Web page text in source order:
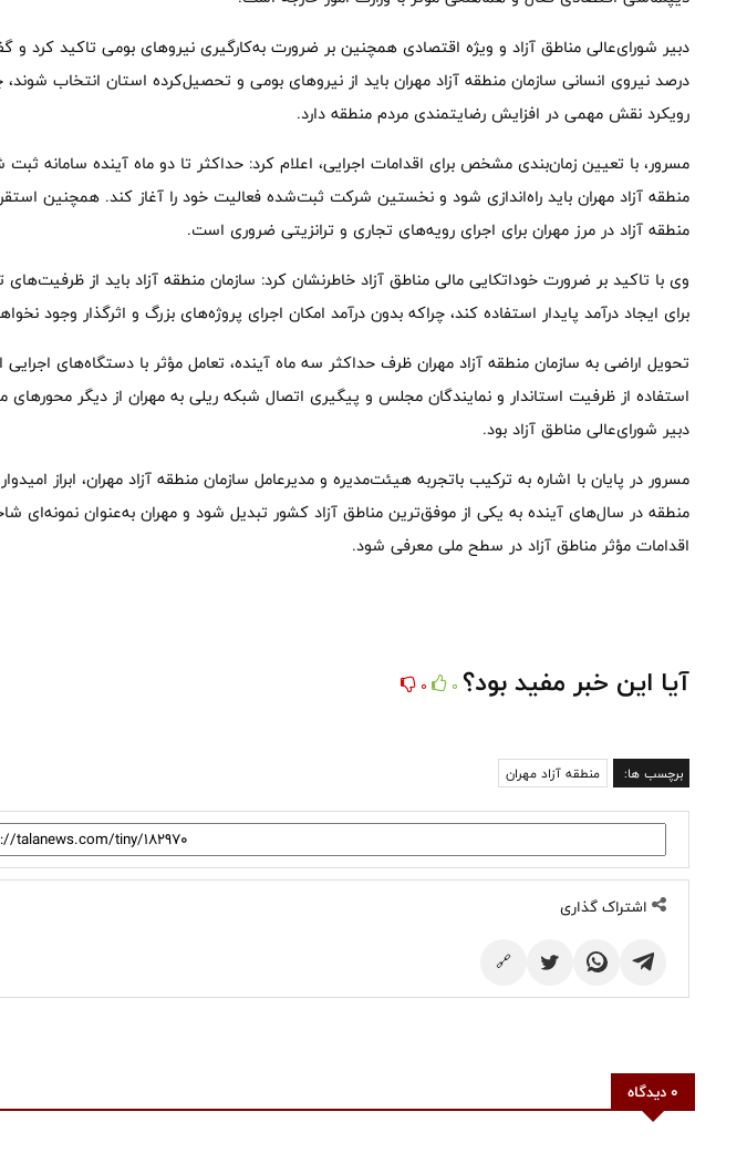
درصد نیروی انسانی سازمان منطقه آزاد مهران باید از نیروهای بومی و تحصیل‌کرده استان انتخاب شوند،
رویکرد نقش مهمی در افزایش رضایتمندی مردم منطقه دارد.
مسرور، با تعیین زمان‌بندی مشخص برای اقدامات اجرایی، اعلام کرد: حداکثر تا دو ماه آینده سامانه
منطقه آزاد مهران باید راه‌اندازی شود و نخستین شرکت ثبت‌شده فعالیت خود را آغاز کند. همچنین
منطقه آزاد در مرز مهران برای اجرای رویه‌های تجاری و ترانزیتی ضروری است.
وی با تاکید بر ضرورت خوداتکایی مالی مناطق آزاد خاطرنشان کرد: سازمان منطقه آزاد باید از
برای ایجاد درآمد پایدار استفاده کند، چراکه بدون درآمد امکان اجرای پروژه‌های بزرگ و اثرگذار وجود
تحویل اراضی به سازمان منطقه آزاد مهران ظرف حداکثر سه ماه آینده، تعامل مؤثر با دستگاه‌های اجرایی
استفاده از ظرفیت استاندار و نمایندگان مجلس و پیگیری اتصال شبکه ریلی به مهران از دیگر محورهای
دبیر شورای‌عالی مناطق آزاد بود.
مسرور در پایان با اشاره به ترکیب باتجربه هیئت‌مدیره و مدیرعامل سازمان منطقه آزاد مهران، ابراز
منطقه در سال‌های آینده به یکی از موفق‌ترین مناطق آزاد کشور تبدیل شود و مهران به‌عنوان نمونه‌ای
اقدامات مؤثر مناطق آزاد در سطح ملی معرفی شود.
آیا این خبر مفید بود؟ 0
0
برچسب ها: منطقه آزاد مهران
اشتراک گذاری
🔗
0 دیدگاه